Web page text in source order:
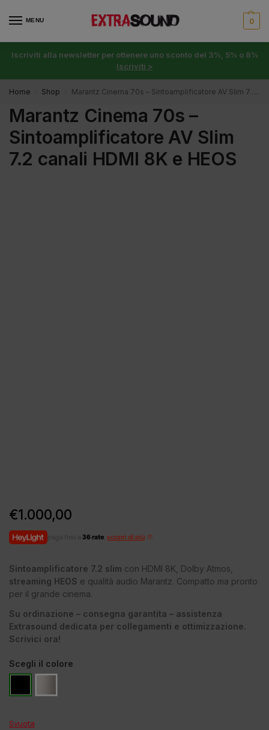
MENU 0
Iscriviti alla newsletter per ottenere uno sconto del 3%, 5% o 8%
Iscriviti >
Home Shop Marantz Cinema 70s – Sintoamplificatore AV Slim 7.2 canali HDMI 8K e HEOS
Marantz Cinema 70s –
Sintoamplificatore AV Slim
7.2 canali HDMI 8K e HEOS
€1.000,00
36 rate scopri di più
Sintoamplificatore 7.2 slim con HDMI 8K, Dolby Atmos,
streaming HEOS e qualità audio Marantz. Compatto ma pronto
per il grande cinema.
Su ordinazione – consegna garantita – assistenza
Extrasound dedicata per collegamenti e ottimizzazione.
Scrivici ora!
Scegli il colore
Svuota